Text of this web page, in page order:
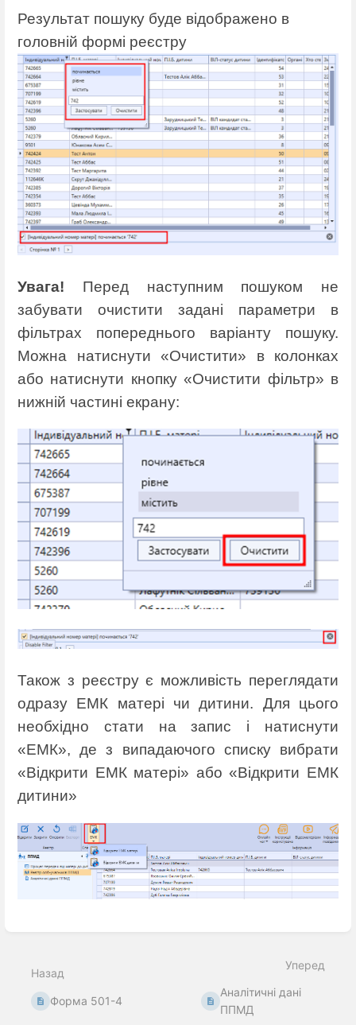
Результат пошуку буде відображено в
головній формі реєстру
Увага! Перед наступним пошуком не
забувати очистити задані параметри в
фільтрах попереднього варіанту пошуку.
Можна натиснути «Очистити» в колонках
або натиснути кнопку «Очистити фільтр» в
нижній частині екрану:
Також з реєстру є можливість переглядати
одразу ЕМК матері чи дитини. Для цього
необхідно стати на запис і натиснути
«ЕМК», де з випадаючого списку вибрати
«Відкрити ЕМК матері» або «Відкрити ЕМК
дитини»
розділу
Назад
Форма 501-4
Уперед
Аналітичні дані
ППМД